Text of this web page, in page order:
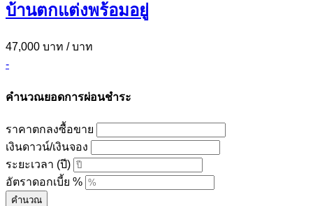
บ้านตกแต่งพร้อมอยู่
47,000 บาท / บาท
-
คำนวณยอดการผ่อนชำระ
ราคาตกลงซื้อขาย
เงินดาวน์/เงินจอง
ระยะเวลา (ปี)
อัตราดอกเบี้ย %
คำนวณ